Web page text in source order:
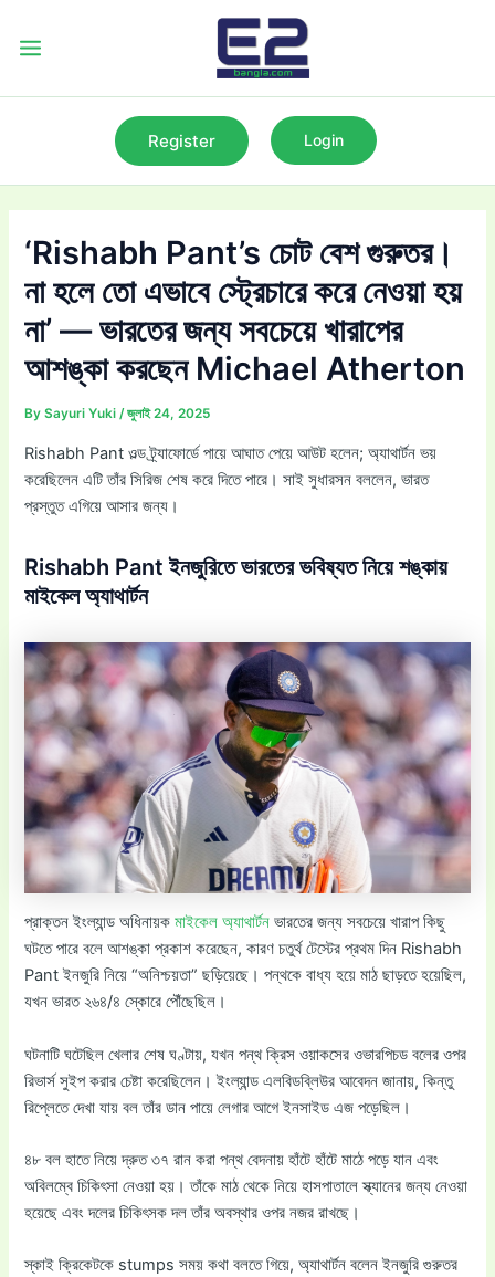
Register Login
‘Rishabh Pant’s চোট বেশ গুরুতর।
না হলে তো এভাবে স্ট্রেচারে করে নেওয়া হয়
না’ — ভারতের জন্য সবচেয়ে খারাপের
আশঙ্কা করছেন Michael Atherton
BySayuri Yuki/জুলাই 24, 2025
Rishabh Pant ওল্ড ট্র্যাফোর্ডে পায়ে আঘাত পেয়ে আউট হলেন; অ্যাথার্টন ভয়
করেছিলেন এটি তাঁর সিরিজ শেষ করে দিতে পারে। সাই সুধারসন বললেন, ভারত
প্রস্তুত এগিয়ে আসার জন্য।
Rishabh Pant ইনজুরিতে ভারতের ভবিষ্যত নিয়ে শঙ্কায়
মাইকেল অ্যাথার্টন
প্রাক্তন ইংল্যান্ড অধিনায়কমাইকেল অ্যাথার্টন ভারতের জন্য সবচেয়ে খারাপ কিছু
ঘটতে পারে বলে আশঙ্কা প্রকাশ করেছেন, কারণ চতুর্থ টেস্টের প্রথম দিন Rishabh
Pant ইনজুরি নিয়ে “অনিশ্চয়তা” ছড়িয়েছে। পন্থকে বাধ্য হয়ে মাঠ ছাড়তে হয়েছিল,
যখন ভারত ২৬৪/৪ স্কোরে পৌঁছেছিল।
ঘটনাটি ঘটেছিল খেলার শেষ ঘণ্টায়, যখন পন্থ ক্রিস ওয়াকসের ওভারপিচড বলের ওপর
রিভার্স সুইপ করার চেষ্টা করেছিলেন। ইংল্যান্ড এলবিডব্লিউর আবেদন জানায়, কিন্তু
রিপ্লেতে দেখা যায় বল তাঁর ডান পায়ে লেগার আগে ইনসাইড এজ পড়েছিল।
৪৮ বল হাতে নিয়ে দ্রুত ৩৭ রান করা পন্থ বেদনায় হাঁটে হাঁটে মাঠে পড়ে যান এবং
অবিলম্বে চিকিৎসা নেওয়া হয়। তাঁকে মাঠ থেকে নিয়ে হাসপাতালে স্ক্যানের জন্য নেওয়া
হয়েছে এবং দলের চিকিৎসক দল তাঁর অবস্থার ওপর নজর রাখছে।
স্কাই ক্রিকেটকে stumps সময় কথা বলতে গিয়ে, অ্যাথার্টন বলেন ইনজুরি গুরুতর